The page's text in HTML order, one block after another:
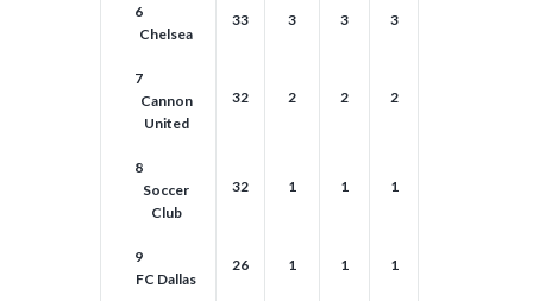
6
Chelsea
33 3 3 3
7
Cannon
United
32 2 2 2
8
Soccer
Club
32 1 1 1
9
FC Dallas
26 1 1 1